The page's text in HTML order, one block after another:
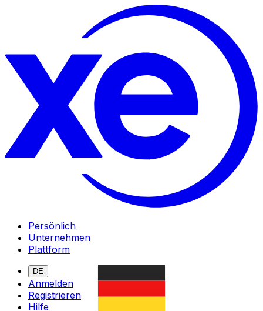
Persönlich
Unternehmen
Plattform
DE
Anmelden
Registrieren
Hilfe